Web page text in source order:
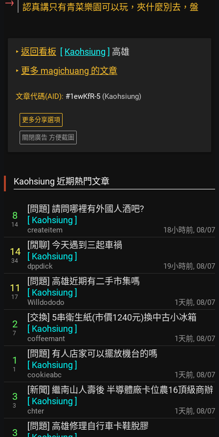
認真講只有青菜樂園可以玩，夾什麼別去，盤
‣ 返回看板 [ Kaohsiung ] 高雄
‣ 更多 magichuang 的文章
文章代碼(AID): #1ewKfR-5 (Kaohsiung)
更多分享選項
關閉廣告 方便截圖
Kaohsiung 近期熱門文章
8
14
[問題] 請問哪裡有外國人酒吧?
[ Kaohsiung ]
createitem 18小時前, 08/07
14
34
[閒聊] 今天遇到三起車禍
[ Kaohsiung ]
dppdick 19小時前, 08/07
11
17
[問題] 高雄近期有二手市集嗎
[ Kaohsiung ]
Willdododo 1天前, 08/07
2
7
[交換] 5串衛生紙(市價1240元)換中古小冰箱
[ Kaohsiung ]
coffeemant 1天前, 08/07
1
1
[問題] 有人店家可以擺放機台的嗎
[ Kaohsiung ]
cookieabc 1天前, 08/07
3
3
[新聞] 繼南山人壽後 半導體廠卡位農16頂級商辦
[ Kaohsiung ]
chter 1天前, 08/07
3
[問題] 高雄修理自行車卡鞋脫膠